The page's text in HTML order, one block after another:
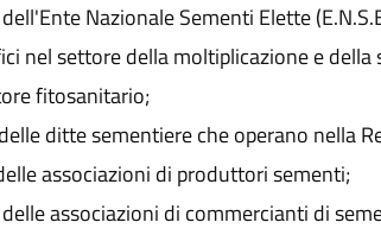
Nazionale Sementi Elette
nel settore della moltiplicazione e
fitosanitario;
ditte sementiere che operano nella
associazioni di produttori sementi;
associazioni di commercianti di